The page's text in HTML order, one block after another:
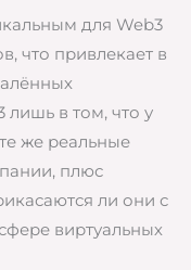
для Web3
что привлекает в
лишь в том, что у
же реальные
плюс
ли они с
виртуальных